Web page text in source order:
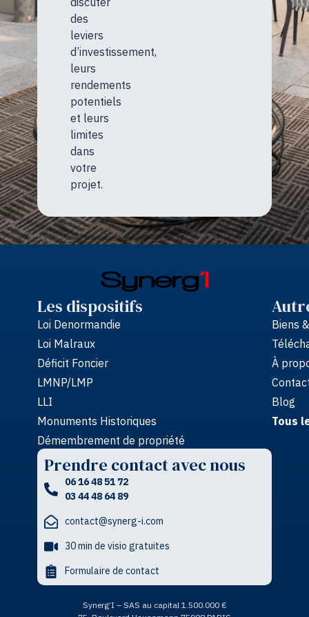
des
leviers
d’investissement,
leurs
rendements
potentiels
et leurs
limites
dans
votre
projet.
Les dispositifs
Loi Denormandie
Loi Malraux
Déficit Foncier
LMNP/LMP
LLI
Monuments Historiques
Démembrement de propriété
Biens
À
Blog
Tous
Prendre contact avec nous
06 16 48 51 72
03 44 48 64 89
contact@synerg-i.com
30 min de visio gratuites
Formulaire de contact
Synerg’I – SAS au capital 1.500.000 €